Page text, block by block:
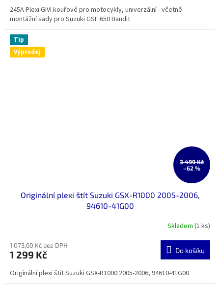
245A Plexi GIVI kouřové pro motocykly, univerzální - včetně
montážní sady pro Suzuki GSF 650 Bandit
Tip
Výprodej
3 499 Kč
–62 %
Originální plexi štít Suzuki GSX-R1000 2005-2006,
94610-41G00
Skladem (1 ks)
1 073,60 Kč bez DPH
1 299 Kč Do košíku
Originální plexi štít Suzuki GSX-R1000 2005-2006, 94610-41G00